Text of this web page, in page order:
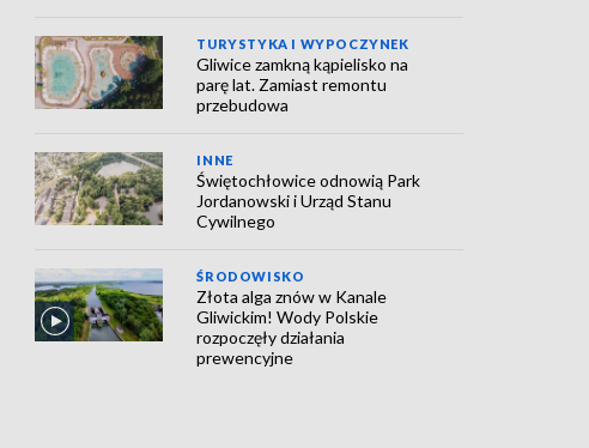
TURYSTYKA I WYPOCZYNEK
Gliwice zamkną kąpielisko na
parę lat. Zamiast remontu
przebudowa
INNE
Świętochłowice odnowią Park
Jordanowski i Urząd Stanu
Cywilnego
ŚRODOWISKO
Złota alga znów w Kanale
Gliwickim! Wody Polskie
rozpoczęły działania
prewencyjne